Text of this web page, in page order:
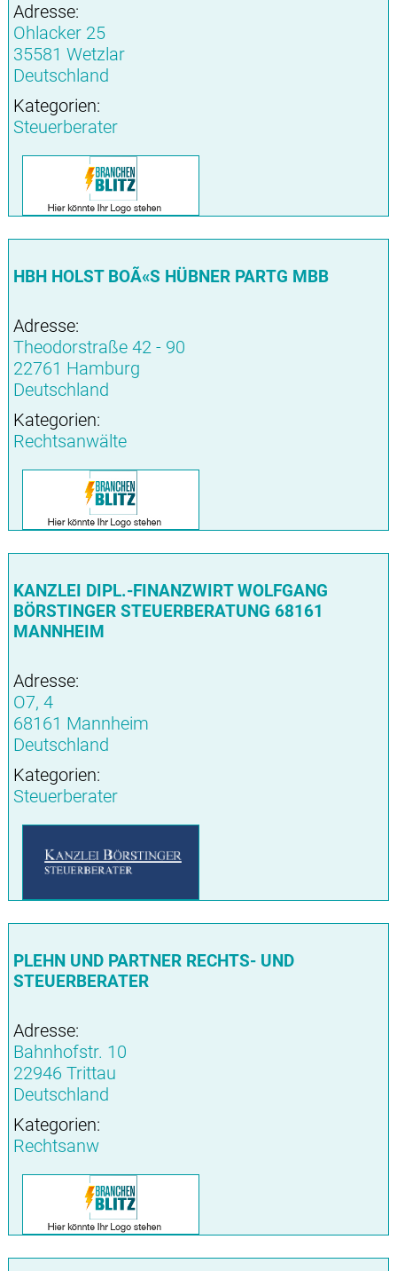
Adresse:
Ohlacker 25
35581 Wetzlar
Deutschland
Kategorien:
Steuerberater
HBH HOLST BOÃ«S HÜBNER PARTG MBB
Adresse:
Theodorstraße 42 - 90
22761 Hamburg
Deutschland
Kategorien:
Rechtsanwälte
KANZLEI DIPL.-FINANZWIRT WOLFGANG
BÖRSTINGER STEUERBERATUNG 68161
MANNHEIM
Adresse:
O7, 4
68161 Mannheim
Deutschland
Kategorien:
Steuerberater
PLEHN UND PARTNER RECHTS- UND
STEUERBERATER
Adresse:
Bahnhofstr. 10
22946 Trittau
Deutschland
Kategorien:
Rechtsanw